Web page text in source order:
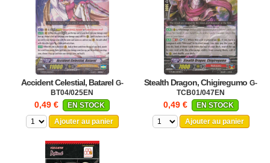
Accident Celestial, Batarel G-
BT04/025EN
0,49 €
EN STOCK
Ajouter au panier
Stealth Dragon, Chigiregumo G-
TCB01/047EN
0,49 €
EN STOCK
Ajouter au panier